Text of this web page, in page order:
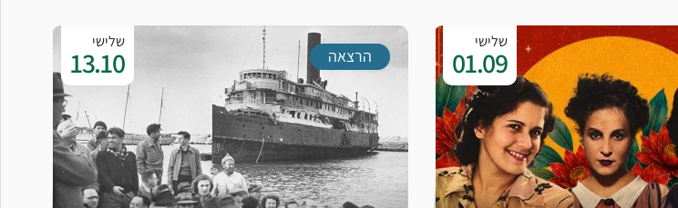
שלישי
01.09
שלישי
13.10 הרצאה